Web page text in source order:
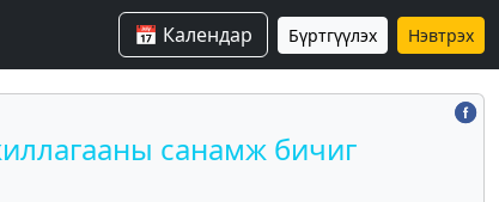
📅 Календар Бүртгүүлэх Нэвтрэх
санамж бичиг